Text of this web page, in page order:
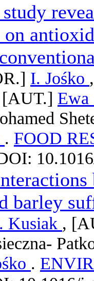
on
I. Jośko
Ewa
. FOOD
barley
Kusiak ,
.